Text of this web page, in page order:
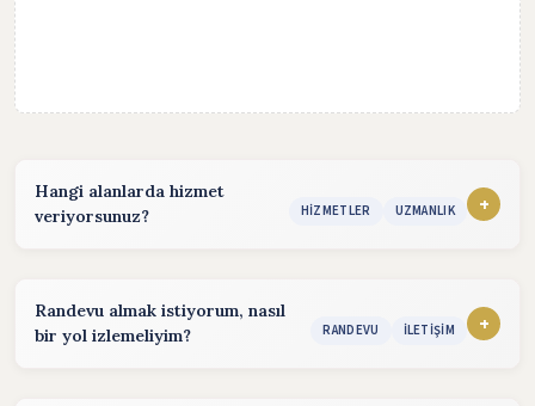
Hangi alanlarda hizmet
veriyorsunuz?
HIZMETLER UZMANLIK +
iletişim bölümünden benimle iletişime geçebilirsiniz.
Randevu almak istiyorum, nasıl
bir yol izlemeliyim?
RANDEVU İLETIŞIM +